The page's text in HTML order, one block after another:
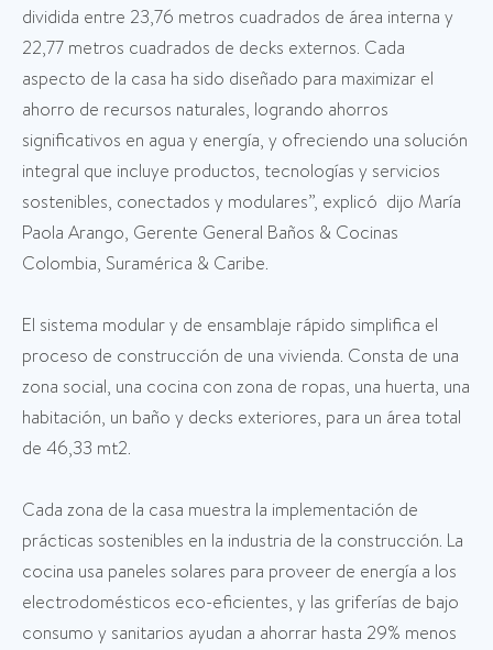
dividida entre 23,76 metros cuadrados de área interna y
22,77 metros cuadrados de decks externos. Cada
aspecto de la casa ha sido diseñado para maximizar el
ahorro de recursos naturales, logrando ahorros
significativos en agua y energía, y ofreciendo una solución
integral que incluye productos, tecnologías y servicios
sostenibles, conectados y modulares”, explicó dijo María
Paola Arango, Gerente General Baños & Cocinas
Colombia, Suramérica & Caribe.
El sistema modular y de ensamblaje rápido simplifica el
proceso de construcción de una vivienda. Consta de una
zona social, una cocina con zona de ropas, una huerta, una
habitación, un baño y decks exteriores, para un área total
de 46,33 mt2.
Cada zona de la casa muestra la implementación de
prácticas sostenibles en la industria de la construcción. La
cocina usa paneles solares para proveer de energía a los
electrodomésticos eco-eficientes, y las griferías de bajo
consumo y sanitarios ayudan a ahorrar hasta 29% menos